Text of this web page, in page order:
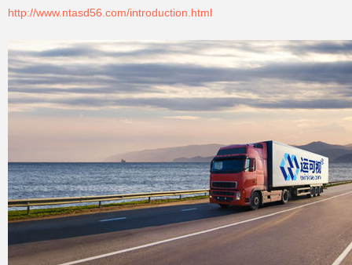
http://www.ntasd56.com/introduction.html